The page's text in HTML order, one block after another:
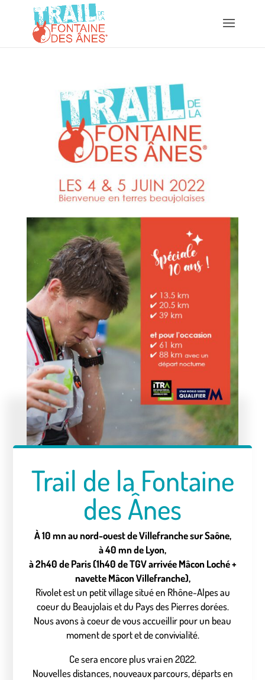
Trail de la Fontaine
des Ânes
À 10 mn au nord-ouest de Villefranche sur Saône,
à 40 mn de Lyon,
à 2h40 de Paris (1h40 de TGV arrivée Mâcon Loché +
navette Mâcon Villefranche),
Rivolet est un petit village situé en Rhône-Alpes au
coeur du Beaujolais et du Pays des Pierres dorées.
Nous avons à coeur de vous accueillir pour un beau
moment de sport et de convivialité.
Ce sera encore plus vrai en 2022.
Nouvelles distances, nouveaux parcours, départs en